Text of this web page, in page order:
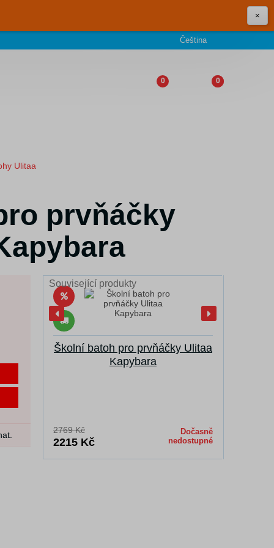
×
Čeština
0 0
Ulitaa
prvňáčky
Související produkty
Školní batoh pro prvňáčky Ulitaa
Kapybara
2769 Kč
2215 Kč
Dočasně
nedostupné